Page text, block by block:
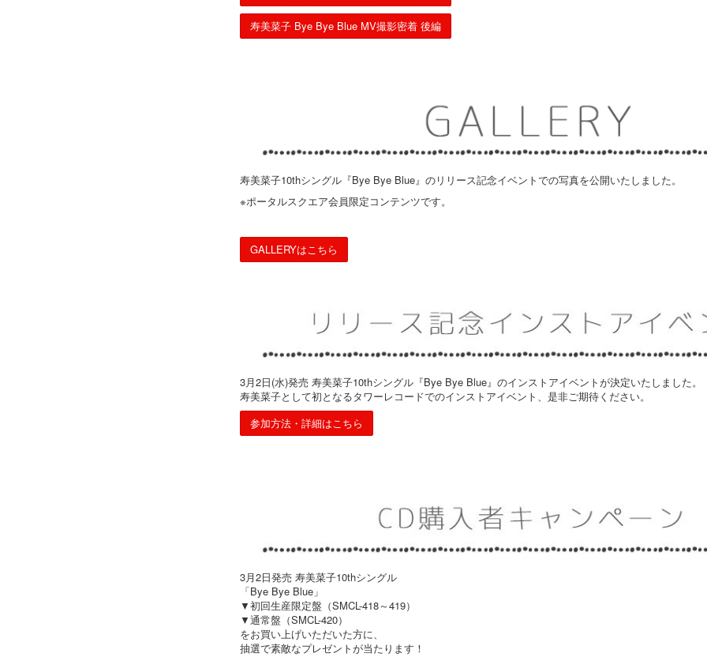
寿美菜子 Bye Bye Blue MV撮影密着 後編
寿美菜子10thシングル『Bye Bye Blue』のリリース記念イベントでの写真を公開いたしました。
※ポータルスクエア会員限定コンテンツです。
GALLERYはこちら
3月2日(水)発売 寿美菜子10thシングル『Bye Bye Blue』のインストアイベントが決定いたしました。
寿美菜子として初となるタワーレコードでのインストアイベント、是非ご期待ください。
参加方法・詳細はこちら
3月2日発売 寿美菜子10thシングル
「Bye Bye Blue」
▼初回生産限定盤（SMCL-418～419）
▼通常盤（SMCL-420）
をお買い上げいただいた方に、
抽選で素敵なプレゼントが当たります！